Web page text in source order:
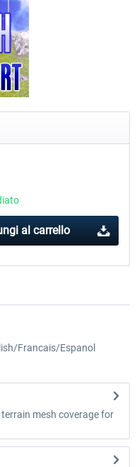
Mega Airport Berlin
al carrello
Francais/Espanol
terrain mesh coverage for